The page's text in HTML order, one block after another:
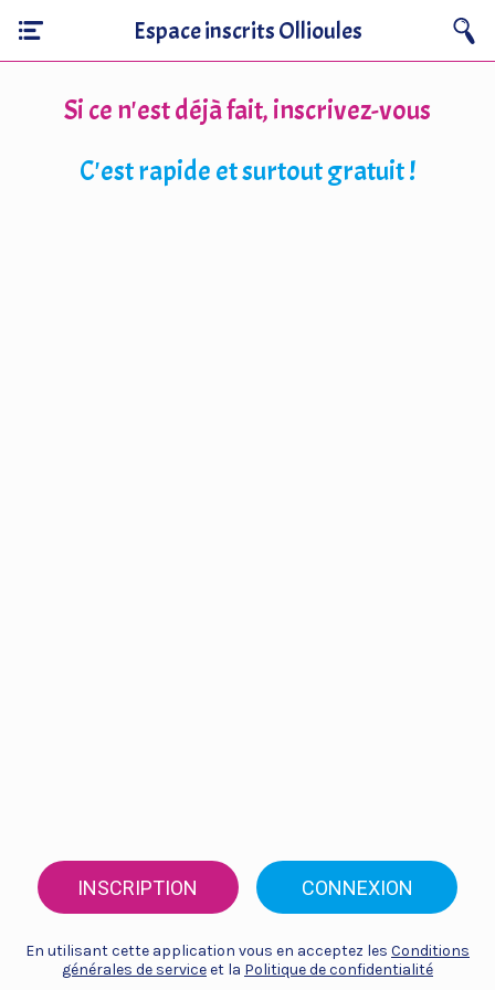
Espace inscrits Ollioules
Si ce n'est déjà fait, inscrivez-vous
C'est rapide et surtout gratuit !
INSCRIPTION CONNEXION
En utilisant cette application vous en acceptez les Conditions
générales de serviceet la Politique de confidentialité